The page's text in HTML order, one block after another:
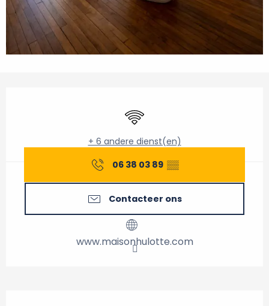
Wifi
+ 6 andere dienst(en)
06 38 03 89 ▒▒
Contacteer ons
www.maisonhulotte.com